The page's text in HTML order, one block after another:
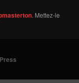
. Mettez-le